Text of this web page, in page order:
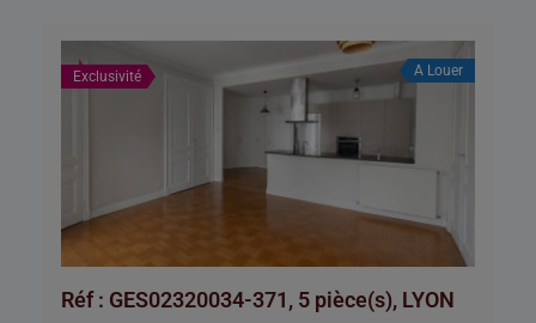
Exclusivité A Louer
Réf : GES02320034-371, 5 pièce(s), LYON